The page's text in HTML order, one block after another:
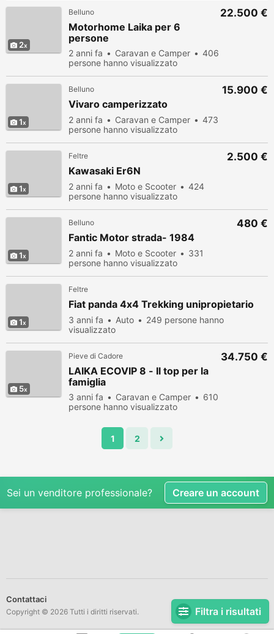
Filtra i risultati
2
Belluno
Motorhome Laika per 6
persone
2 anni fa Caravan e Camper
406
persone hanno visualizzato
22.500 €
1
Belluno
Vivaro camperizzato
2 anni fa Caravan e Camper
473
persone hanno visualizzato
15.900 €
1
Feltre
Kawasaki Er6N
2 anni fa Moto e Scooter
424
persone hanno visualizzato
2.500 €
1
Belluno
Fantic Motor strada- 1984
2 anni fa Moto e Scooter
331
persone hanno visualizzato
480 €
1
Feltre
Fiat panda 4x4 Trekking unipropietario
3 anni fa Auto
249 persone hanno
visualizzato
5
Pieve di Cadore
LAIKA ECOVIP 8 - Il top per la
famiglia
3 anni fa Caravan e Camper
610
persone hanno visualizzato
34.750 €
1 2
Sei un venditore professionale? Creare un account
Contattaci
Copyright © 2026 Tutti i diritti riservati.